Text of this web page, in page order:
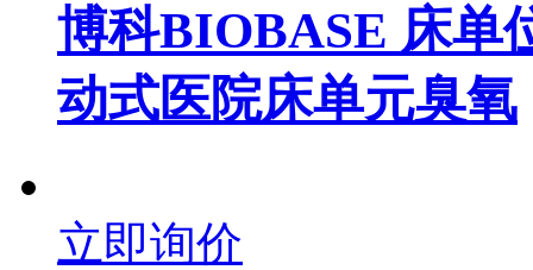
博科BIOBASE 床单
动式医院床单元臭氧
立即询价